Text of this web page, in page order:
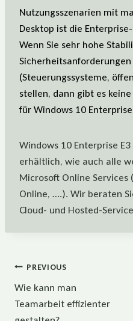
Nutzungsszenarien mit
Desktop ist die
Wenn Sie sehr hohe
(Steuerungssysteme,
stellen, dann gibt es
für Windows 10
Windows 10 Enterprise
erhältlich, wie auch alle
Microsoft Online Services
Online, ….). Wir beraten
Cloud- und Hosted-
PREVIOUS
Wie kann man
Teamarbeit effizienter